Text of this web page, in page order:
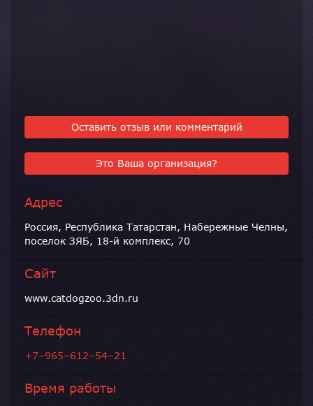
Оставить отзыв или комментарий
Это Ваша организация?
Адрес
Россия, Республика Татарстан, Набережные Челны,
поселок ЗЯБ, 18-й комплекс, 70
Сайт
www.catdogzoo.3dn.ru
Телефон
+7–965–612–54–21
Время работы